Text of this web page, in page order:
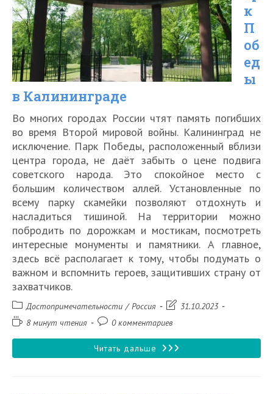
косе
к
П
об
ед
ы
в Калининграде
Во многих городах России чтят память погибших
во время Второй мировой войны. Калининград не
исключение. Парк Победы, расположенный вблизи
центра города, не даёт забыть о цене подвига
советского народа. Это спокойное место с
большим количеством аллей. Установленные по
всему парку скамейки позволяют отдохнуть и
насладиться тишиной. На территории можно
побродить по дорожкам и мостикам, посмотреть
интересные монументы и памятники. А главное,
здесь всё располагает к тому, чтобы подумать о
важном и вспомнить героев, защитивших страну от
захватчиков.
Рубрика
записи:
Достопримечательности / Россия
Запись31.10.2023
Время8 минут чтения
Комментарии
записи:
0 комментариев
Читать дальше Парк